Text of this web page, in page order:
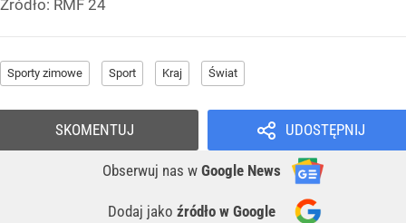
Źródło: RMF 24
Sporty zimowe Sport Kraj Świat
UDOSTĘPNIJ
Obserwuj nas w Google News
Dodaj jako źródło w Google
SKOMENTUJ